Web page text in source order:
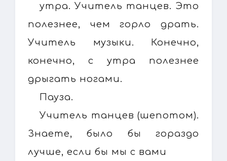
утра. Учитель танцев. Это
полезнее, чем горло драть.
Учитель музыки. Конечно,
конечно, с утра полезнее
дрыгать ногами.
Пауза.
Учитель танцев (шепотом).
Знаете, было бы гораздо
лучше, если бы мы с вами